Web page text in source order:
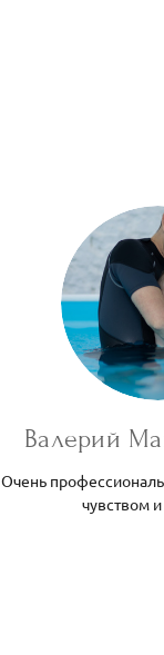
Валерий
Очень
чувством